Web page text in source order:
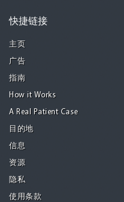
快捷链接
主页
广告
指南
How it Works
A Real Patient Case
目的地
信息
资源
隐私
使用条款